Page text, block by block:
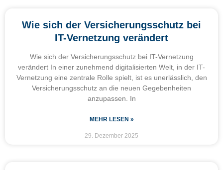
Wie sich der Versicherungsschutz bei
IT-Vernetzung verändert
Wie sich der Versicherungsschutz bei IT-Vernetzung
verändert In einer zunehmend digitalisierten Welt, in der IT-
Vernetzung eine zentrale Rolle spielt, ist es unerlässlich, den
Versicherungsschutz an die neuen Gegebenheiten
anzupassen. In
MEHR LESEN »
29. Dezember 2025